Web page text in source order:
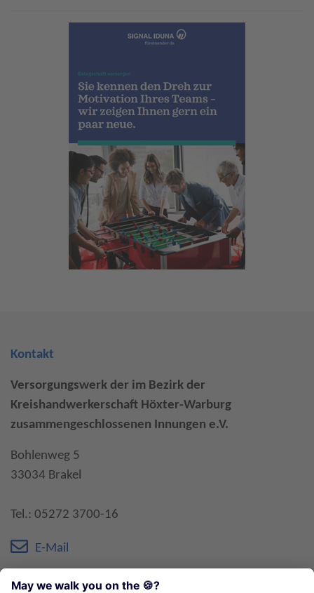
Kontakt
Versorgungswerk der im Bezirk der
Kreishandwerkerschaft Höxter-Warburg
zusammengeschlossenen Innungen e.V.
Bohlenweg 5
33034 Brakel
Tel.: 05272 3700-16
E-Mail
Öffnungszeiten: